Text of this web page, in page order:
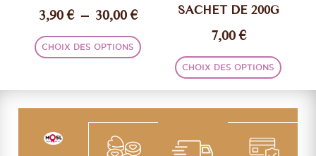
3,90€ – 30,00€
CHOIX DES OPTIONS
produit
SACHET DE 200G
7,00€
CHOIX DES OPTIONS